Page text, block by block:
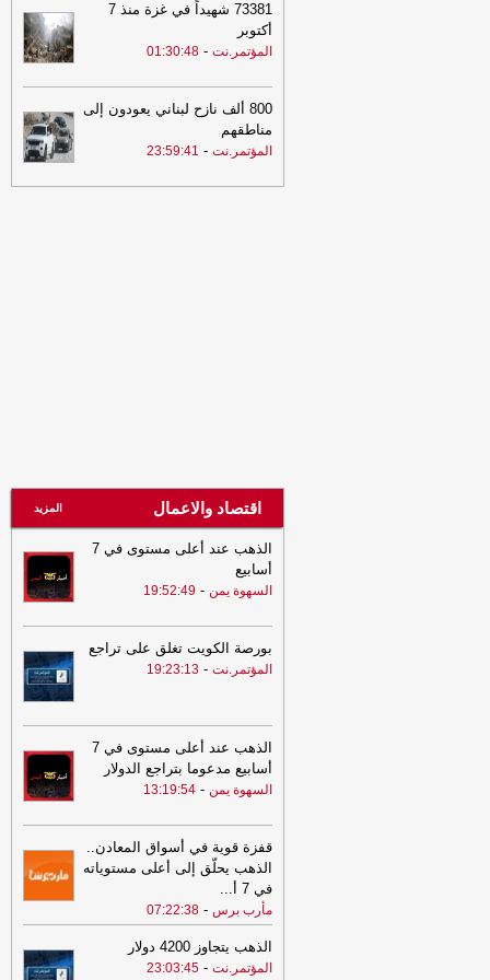
23:34
لإجبارهم على دفع الجبايات..
مليشيا الحوثي تحتجز مزارعي المراوعة
بمحافظة الحديدة
23:34
مليشيا الحوثي تحتجز مزارعي المراوعة
بمحافظة الحديدة
تأييدهم للدولة ويعلنون دعم تحركات وزارة
73381 شهيداً في غزة منذ 7
أكتوبر
المؤتمر.نت -
01:30:48
800 ألف نازح لبناني يعودون إلى
مناطقهم
المؤتمر.نت -
23:59:41
اقتصاد والاعمال المزيد
الذهب عند أعلى مستوى في 7
أسابيع
السهوة يمن -
19:52:49
بورصة الكويت تغلق على تراجع
المؤتمر.نت -
19:23:13
الذهب عند أعلى مستوى في 7
أسابيع مدعوما بتراجع الدولار
السهوة يمن -
13:19:54
قفزة قوية في أسواق المعادن..
الذهب يحلّق إلى أعلى مستوياته
في 7 أ
...
مأرب برس -
07:22:38
الذهب يتجاوز 4200 دولار
المؤتمر.نت -
23:03:45